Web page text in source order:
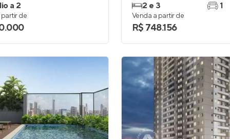
a 2
de
2 e 3
1
Venda a partir de
R$ 748.156